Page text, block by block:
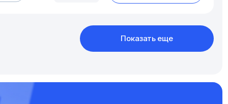
Показать еще